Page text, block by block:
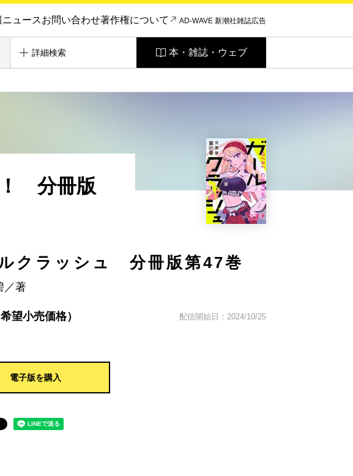
ニュースお問い合わせ著作権について AD-WAVE 新潮社雑誌広告
詳細検索 本・雑誌・ウェブ
！ 分冊版
クラッシュ 分冊版第47巻
／著
望小売価格） 配信開始日：2024/10/25
電子版を購入